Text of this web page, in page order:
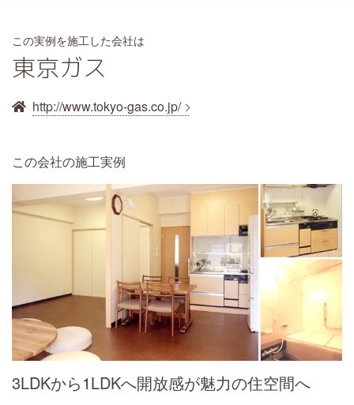
この実例を施工した会社は
東京ガス
http://www.tokyo-gas.co.jp/
この会社の施工実例
3LDKから1LDKへ開放感が魅力の住空間へ